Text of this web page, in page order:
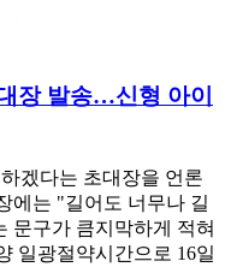
장 발송…신형 아이
겠다는 초대장을 언론
에는 "길어도 너무나 길
문구가 큼지막하게 적혀
일광절약시간으로 16일